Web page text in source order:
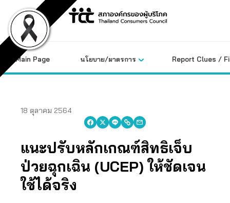
content
Main Page นโยบาย/มาตรการ Report Clues /
18 ตุลาคม 2564
แนะปรับหลักเกณฑ์สิทธิเจ็บ
ป่วยฉุกเฉิน (UCEP) ให้ชัดเจน
ใช้ได้จริง